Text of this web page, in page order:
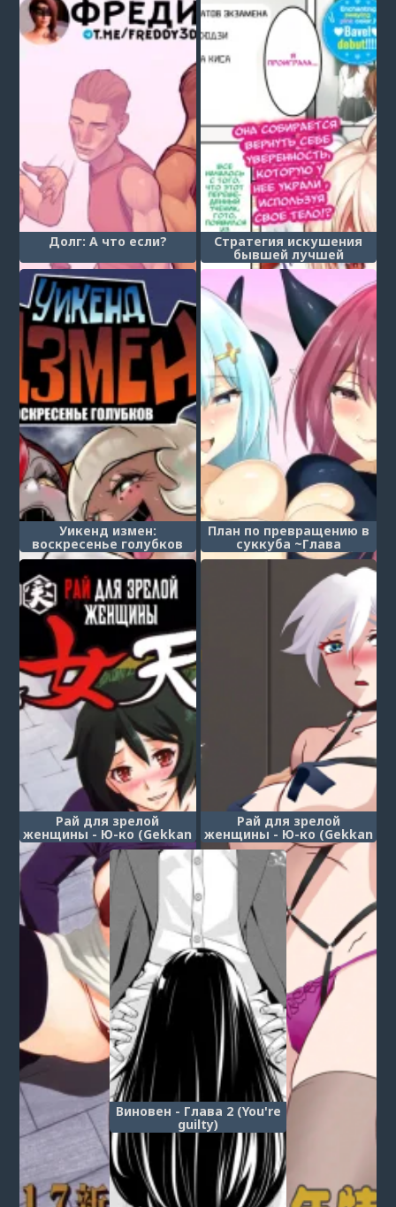
Долг: А что если? Стратегия искушения
бывшей лучшей
ученицы ❤ (Former Top
Student's Temptation
Strategy ❤)
Уикенд измен:
воскресенье голубков
(Cheat Weekend: Love
Birds' Sunday)
План по превращению в
суккуба ~Глава
суккубов и бывший
белый маг, сестрица
Лира~ (Succubus Doreika
Keikaku ~Goshujin-sama
Succubus to Moto Shiro
Majutsushi no Onee-san~)
Рай для зрелой
женщины - Ю-ко (Gekkan
Jukujo Tengoku 2017
Shinnen Tokudai-gou - U-
ko)
Рай для зрелой
женщины - Ю-ко (Gekkan
Jukujo Tengoku 2023
Shinnen Tokudai-go - U-
Виновен - Глава 2 (You're
guilty)
1 ... 3 4 5 6 7 8 9 10